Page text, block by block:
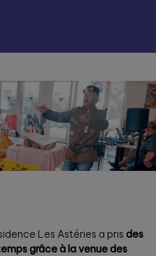
Les Astéries a pris des
grâce à la venue des